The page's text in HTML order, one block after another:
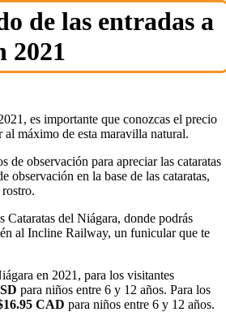
de las entradas a
2021
es importante que conozcas el precio
máximo de esta maravilla natural.
de observación para apreciar las cataratas
observación en la base de las cataratas,
Cataratas del Niágara, donde podrás
al Incline Railway, un funicular que te
en 2021, para los visitantes
para niños entre 6 y 12 años. Para los
CAD para niños entre 6 y 12 años.